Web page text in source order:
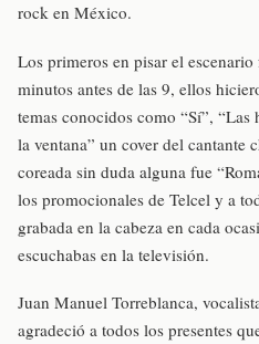
rock en México.
Los primeros en pisar el
minutos antes de las 9, ellos
temas conocidos como “Sí”, “Las
la ventana” un cover del cantante
coreada sin duda alguna fue
los promocionales de Telcel y a
grabada en la cabeza en cada
escuchabas en la televisión.
Juan Manuel Torreblanca,
agradeció a todos los presentes